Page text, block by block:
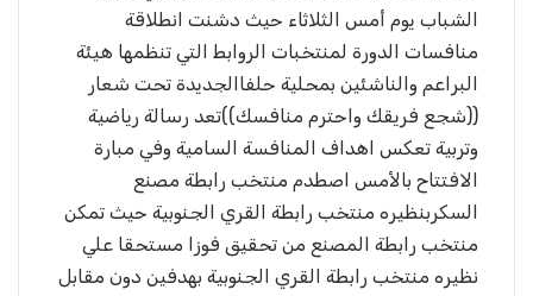
الشباب يوم أمس الثلاثاء حيث دشنت انطلاقة
منافسات الدورة لمنتخبات الروابط التي تنظمها هيئة
البراعم والناشئين بمحلية حلفاالجديدة تحت شعار
((شجع فريقك واحترم منافسك))تعد رسالة رياضية
وتربية تعكس اهداف المنافسة السامية وفي مبارة
الافتتاح بالأمس اصطدم منتخب رابطة مصنع
السكربنظيره منتخب رابطة القري الجنوبية حيث تمكن
منتخب رابطة المصنع من تحقيق فوزا مستحقا علي
نظيره منتخب رابطة القري الجنوبية بهدفين دون مقابل